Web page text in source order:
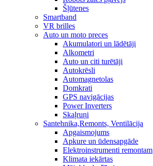
Šļūtenes
Smartband
VR brilles
Auto un moto preces
Akumulatori un lādētāji
Alkometri
Auto un citi turētāji
Autokrēsli
Automagnetolas
Domkrati
GPS navigācijas
Power Inverters
Skaļruņi
Santehnika,Remonts, Ventilācija
Apgaismojums
Apkure un ūdensapgāde
Elektroinstrumenti remontam
Klimata iekārtas